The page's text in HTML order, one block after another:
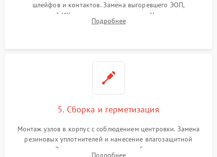
шлейфов и контактов. Замена выгоревшего ЭОП,
неисправной ИК-подсветки или матрицы. Ультразвуковая
очистка плат и удаление загрязнений с линз объектива и
Подробнее
5. Сборка и герметизация
Монтаж узлов в корпус с соблюдением центровки. Замена
резиновых уплотнителей и нанесение влагозащитной
смазки. Заполнение внутреннего объема прицела
Подробнее